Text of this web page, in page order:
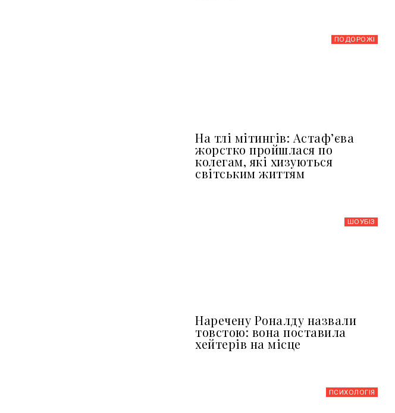
ПОДОРОЖІ
На тлі мітингів: Астафʼєва
жорстко пройшлася по
колегам, які хизуються
світським життям
ШОУБIЗ
Наречену Роналду назвали
товстою: вона поставила
хейтерів на місце
ПСИХОЛОГІЯ